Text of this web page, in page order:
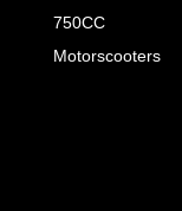
750CC
Motorscooters